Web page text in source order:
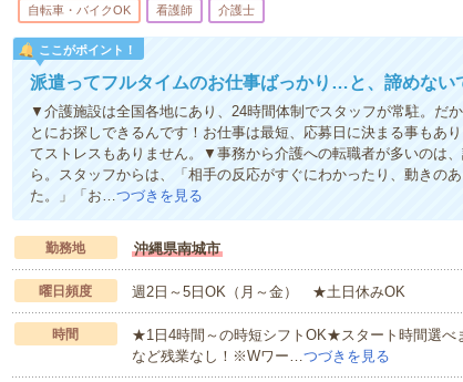
自転車・バイクOK 看護師 介護士
ここがポイント！
派遣ってフルタイムのお仕事ばっかり…と、諦めない
▼介護施設は全国各地にあり、24時間体制でスタッフが常駐。だ
とにお探しできるんです！お仕事は最短、応募日に決まる事もあ
てストレスもありません。▼事務から介護への転職者が多いのは
ら。スタッフからは、「相手の反応がすぐにわかったり、動きの
た。」「お…つづきを見る
勤務地 沖縄県南城市
曜日頻度 週2日～5日OK（月～金） ★土日休みOK
時間
★1日4時間～の時短シフトOK★スタート時間選べ
など残業なし！※Wワー…つづきを見る